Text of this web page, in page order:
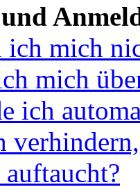
ich mich
mich
ich